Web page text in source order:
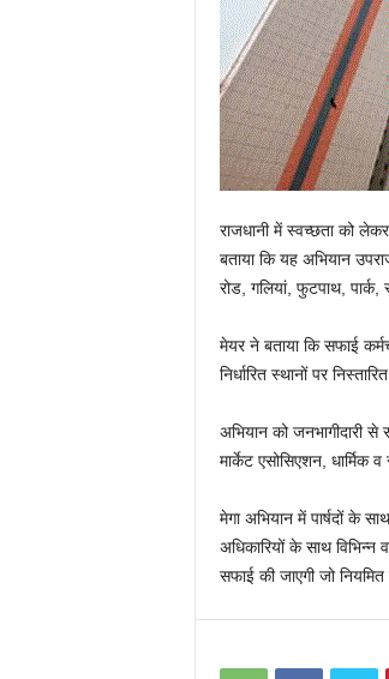
राजधानी में स्वच्छता को
बताया कि यह अभियान
रोड, गलियां, फुटपाथ,
मेयर ने बताया कि सफाई
निर्धारित स्थानों पर
अभियान को जनभागीदारी
मार्केट एसोसिएशन,
मेगा अभियान में पार्षदों के
अधिकारियों के साथ विभिन्न
सफाई की जाएगी जो